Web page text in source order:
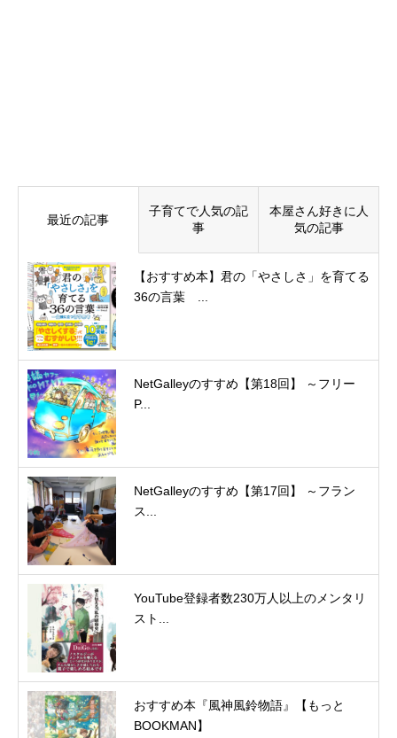
最近の記事
子育てで人気の記
事
本屋さん好きに人
気の記事
【おすすめ本】君の「やさしさ」を育てる
36の言葉 ...
NetGalleyのすすめ【第18回】 ～フリー
P...
NetGalleyのすすめ【第17回】 ～フラン
ス...
YouTube登録者数230万人以上のメンタリ
スト...
おすすめ本『風神風鈴物語』【もっと
BOOKMAN】